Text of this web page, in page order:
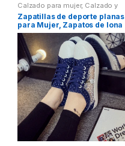
tiene
múltiples
variantes.
Las
opciones
se
pueden
elegir
en
Calzado para mujer, Calzado y
bolsos,Zapatos planos mujer
Zapatillas de deporte planas
para Mujer, Zapatos de lona
para primavera y otoño, de
malla vaquera,
transpirables, talla 34-40,
Y28